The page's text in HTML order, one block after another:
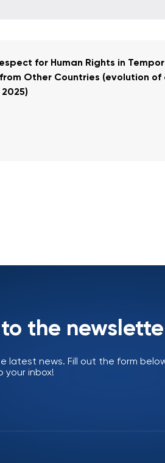
for Human Rights in
Other Countries (evolution
the
latest news. Fill out the form
inbox!